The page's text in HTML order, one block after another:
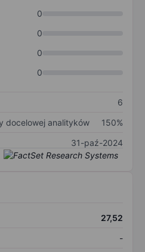
0
0
0
0
6
docelowej analityków
150%
31-paź-2024
27,52
-